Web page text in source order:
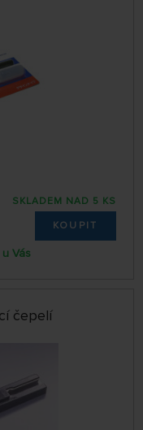
SKLADEM NAD 5 KS
KOUPIT
Vás
čepelí